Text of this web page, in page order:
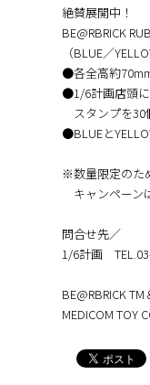
絶賛展開中！
BE@RBRICK
（BLUE／
●各全高約
●1/6計画店頭
スタンプを30
●BLUEと
※数量限定のた
キャンペーン
問合せ先／
1/6計画
BE@RBRICK
MEDICOM TOY